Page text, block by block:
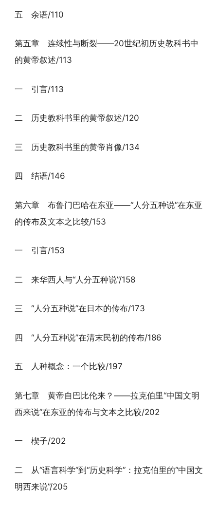
五 余语/110
第五章 连续性与断裂——20世纪初历史教科书中
的黄帝叙述/113
一 引言/113
二 历史教科书里的黄帝叙述/120
三 历史教科书里的黄帝肖像/134
四 结语/146
第六章 布鲁门巴哈在东亚——“人分五种说”在东亚
的传布及文本之比较/153
一 引言/153
二 来华西人与“人分五种说”/158
三 “人分五种说”在日本的传布/173
四 “人分五种说”在清末民初的传布/186
五 人种概念：一个比较/197
第七章 黄帝自巴比伦来？——拉克伯里“中国文明
西来说”在东亚的传布与文本之比较/202
一 楔子/202
二 从“语言科学”到“历史科学”：拉克伯里的“中国文
明西来说”/205